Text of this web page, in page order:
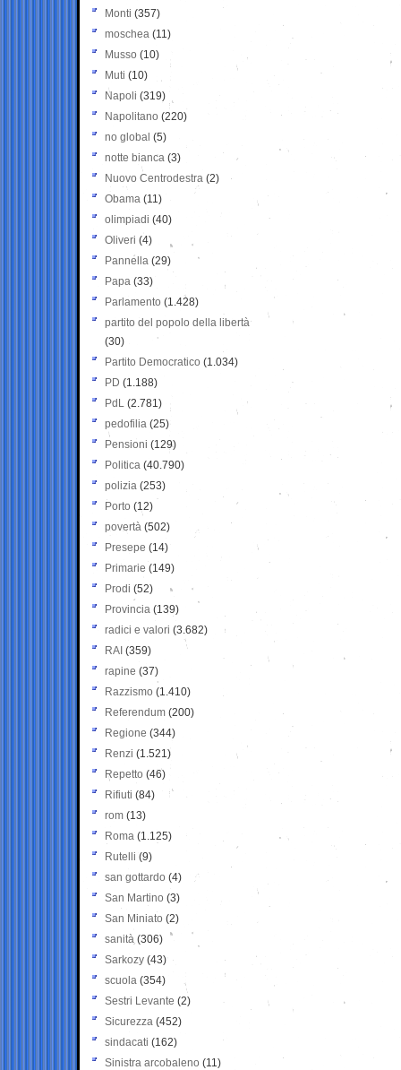
Monti (357)
moschea (11)
Musso (10)
Muti (10)
Napoli (319)
Napolitano (220)
no global (5)
notte bianca (3)
Nuovo Centrodestra (2)
Obama (11)
olimpiadi (40)
Oliveri (4)
Pannella (29)
Papa (33)
Parlamento (1.428)
partito del popolo della libertà
(30)
Partito Democratico (1.034)
PD (1.188)
PdL (2.781)
pedofilia (25)
Pensioni (129)
Politica (40.790)
polizia (253)
Porto (12)
povertà (502)
Presepe (14)
Primarie (149)
Prodi (52)
Provincia (139)
radici e valori (3.682)
RAI (359)
rapine (37)
Razzismo (1.410)
Referendum (200)
Regione (344)
Renzi (1.521)
Repetto (46)
Rifiuti (84)
rom (13)
Roma (1.125)
Rutelli (9)
san gottardo (4)
San Martino (3)
San Miniato (2)
sanità (306)
Sarkozy (43)
scuola (354)
Sestri Levante (2)
Sicurezza (452)
sindacati (162)
Sinistra arcobaleno (11)